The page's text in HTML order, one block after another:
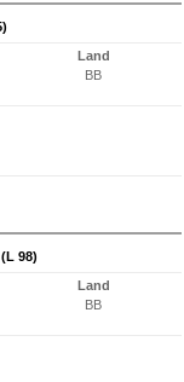
Land
BB
98)
Land
BB